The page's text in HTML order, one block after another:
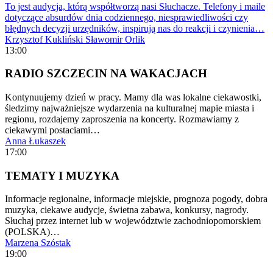
To jest audycja, którą współtworzą nasi Słuchacze. Telefony i maile
dotyczące absurdów dnia codziennego, niesprawiedliwości czy
błędnych decyzji urzędników, inspirują nas do reakcji i czynienia…
Krzysztof Kukliński Sławomir Orlik
13:00
RADIO SZCZECIN NA WAKACJACH
Kontynuujemy dzień w pracy. Mamy dla was lokalne ciekawostki,
śledzimy najważniejsze wydarzenia na kulturalnej mapie miasta i
regionu, rozdajemy zaproszenia na koncerty. Rozmawiamy z
ciekawymi postaciami…
Anna Łukaszek
17:00
TEMATY I MUZYKA
Informacje regionalne, informacje miejskie, prognoza pogody, dobra
muzyka, ciekawe audycje, świetna zabawa, konkursy, nagrody.
Słuchaj przez internet lub w województwie zachodniopomorskiem
(POLSKA)…
Marzena Szóstak
19:00